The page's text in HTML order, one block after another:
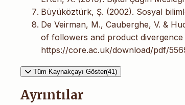
Büyüköztürk, Ş. (2002). Sosyal
De Veirman, M., Cauberghe, V. &
of followers and product
https://core.ac.uk/download/pdf/
Tüm Kaynakçayı Göster(41)
Ayrıntılar